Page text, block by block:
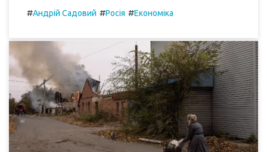
#Андрій Садовий #Росія #Економіка